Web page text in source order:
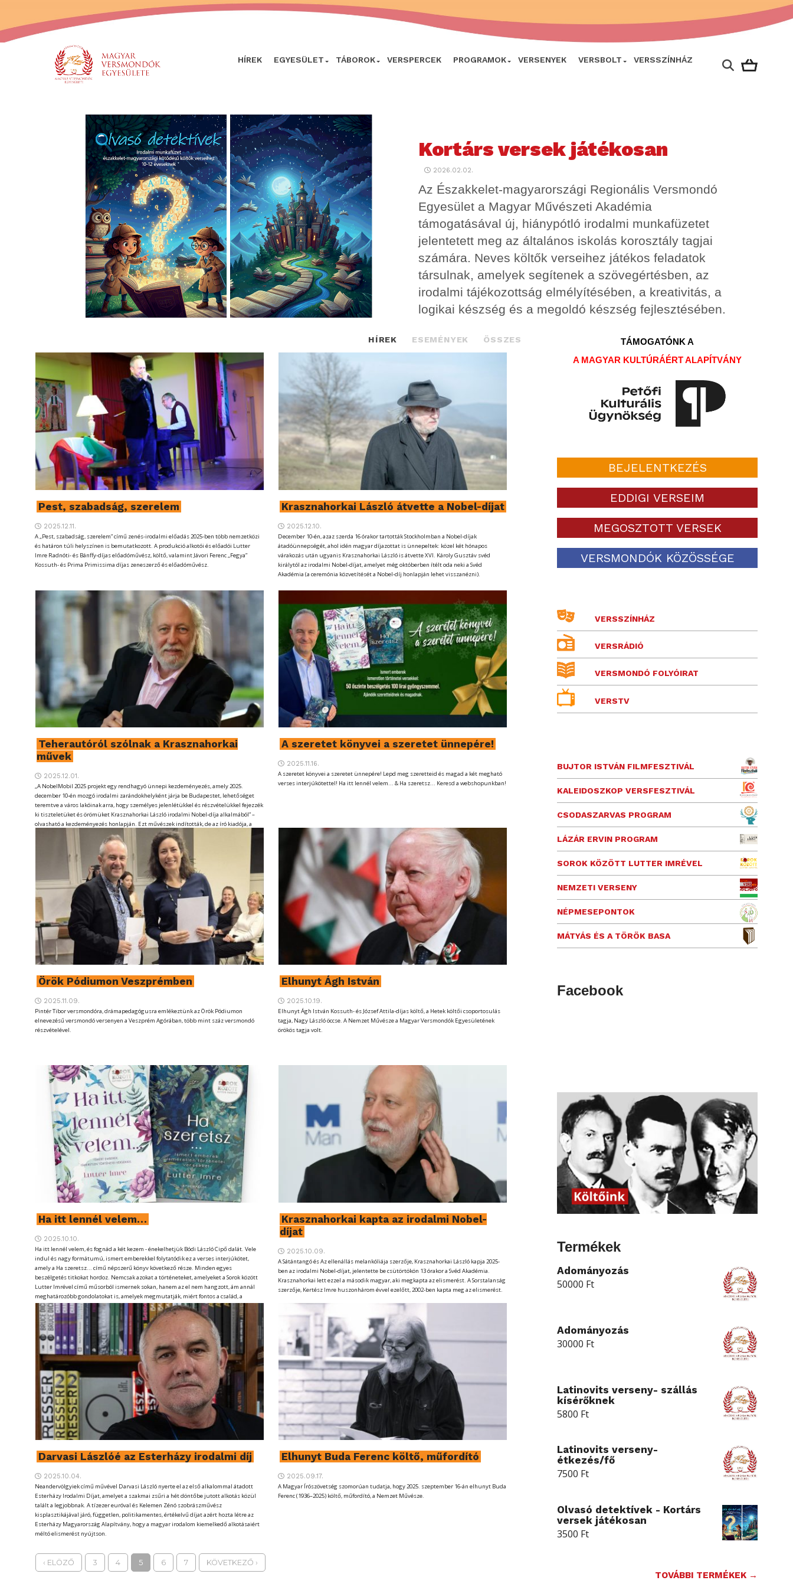
HÍREK EGYESÜLET TÁBOROK VERSPERCEK PROGRAMOK VERSENYEK VERSBOLT VERSSZÍNHÁZ
Kortárs versek játékosan
2026.02.02.
Az Északkelet-magyarországi Regionális Versmondó
Egyesület a Magyar Művészeti Akadémia
támogatásával új, hiánypótló irodalmi munkafüzetet
jelentetett meg az általános iskolás korosztály tagjai
számára. Neves költők verseihez játékos feladatok
társulnak, amelyek segítenek a szövegértésben, az
irodalmi tájékozottság elmélyítésében, a kreativitás, a
logikai készség és a megoldó készség fejlesztésében.
HÍREK ESEMÉNYEK ÖSSZES
Pest, szabadság, szerelem
2025.12.11.
A „Pest, szabadság, szerelem” című zenés-irodalmi előadás 2025-ben több nemzetközi
és határon túli helyszínen is bemutatkozott. A produkció alkotói és előadói Lutter
Imre Radnóti- és Bánffy-díjas előadóművész, költő, valamint Jávori Ferenc „Fegya”
Kossuth- és Prima Primissima díjas zeneszerző és előadóművész.
Krasznahorkai László átvette a Nobel-díjat
2025.12.10.
December 10-én, azaz szerda 16 órakor tartották Stockholmban a Nobel-díjak
átadóünnepségét, ahol idén magyar díjazottat is ünnepeltek: közel két hónapos
várakozás után ugyanis Krasznahorkai László is átvette XVI. Károly Gusztáv svéd
királytól az irodalmi Nobel-díjat, amelyet még októberben ítélt oda neki a Svéd
Akadémia (a ceremónia közvetítését a Nobel-díj honlapján lehet visszanézni).
Teherautóról szólnak a Krasznahorkai
művek
2025.12.01.
„A NobelMobil 2025 projekt egy rendhagyó ünnepi kezdeményezés, amely 2025.
december 10-én mozgó irodalmi zarándokhelyként járja be Budapestet, lehetőséget
teremtve a város lakóinak arra, hogy személyes jelenlétükkel és részvételükkel fejezzék
ki tiszteletüket és örömüket Krasznahorkai László irodalmi Nobel-díja alkalmából” –
olvasható a kezdeményezés honlapján. Ezt művészek indították, de az író kiadója, a
Magvető is beállt mögé szervezőként.
A szeretet könyvei a szeretet ünnepére!
2025.11.16.
A szeretet könyvei a szeretet ünnepére! Lepd meg szeretteid és magad a két megható
verses interjúkötettel! Ha itt lennél velem... & Ha szeretsz... Keresd a webshopunkban!
Örök Pódiumon Veszprémben
2025.11.09.
Pintér Tibor versmondóra, drámapedagógusra emlékeztünk az Örök Pódiumon
elnevezésű versmondó versenyen a Veszprém Agórában, több mint száz versmondó
részvételével.
Elhunyt Ágh István
2025.10.19.
Elhunyt Ágh István Kossuth- és József Attila-díjas költő, a Hetek költői csoportosulás
tagja, Nagy László öccse. A Nemzet Művésze a Magyar Versmondók Egyesületének
örökös tagja volt.
Ha itt lennél velem…
2025.10.10.
Ha itt lennél velem, és fognád a két kezem - énekelhetjük Bódi László Cipő dalát. Vele
indul és nagy formátumú, ismert emberekkel folytatódik ez a verses interjúkötet,
amely a Ha szeretsz... című népszerű könyv következő része. Minden egyes
beszélgetés titkokat hordoz. Nemcsak azokat a történeteket, amelyeket a Sorok között
Lutter Imrével című műsorból ismernek sokan, hanem az el nem hangzott, ám annál
meghatározóbb gondolatokat is, amelyek megmutatják, miért fontos a család, a
szerelem, az el nem árult barátság, a kötelék szüleink, nagyszüleink és gyermekeink
között.
Krasznahorkai kapta az irodalmi Nobel-
díjat
2025.10.09.
A Sátántangó és Az ellenállás melankóliája szerzője, Krasznahorkai László kapja 2025-
ben az irodalmi Nobel-díjat, jelentette be csütörtökön 13 órakor a Svéd Akadémia.
Krasznahorkai lett ezzel a második magyar, aki megkapta az elismerést. A Sorstalanság
szerzője, Kertész Imre huszonhárom évvel ezelőtt, 2002-ben kapta meg az elismerést.
Darvasi Lászlóé az Esterházy irodalmi díj
2025.10.04.
Neandervölgyiek című művével Darvasi László nyerte el az első alkalommal átadott
Esterházy Irodalmi Díjat, amelyet a szakmai zsűri a hét döntőbe jutott alkotás közül
talált a legjobbnak. A tízezer euróval és Kelemen Zénó szobrászművész
kisplasztikájával járó, független, politikamentes, értékelvű díjat azért hozta létre az
Esterházy Magyarország Alapítvány, hogy a magyar irodalom kiemelkedő alkotásaiért
méltó elismerést nyújtson.
Elhunyt Buda Ferenc költő, műfordító
2025.09.17.
A Magyar Írószövetség szomorúan tudatja, hogy 2025. szeptember 16-án elhunyt Buda
Ferenc (1936–2025) költő, műfordító, a Nemzet Művésze.
‹ ELÖZŐ 3 4 5 6 7 KÖVETKEZŐ ›
TÁMOGATÓNK A
A MAGYAR KULTÚRÁÉRT ALAPÍTVÁNY
BEJELENTKEZÉS
EDDIGI VERSEIM
MEGOSZTOTT VERSEK
VERSMONDÓK KÖZÖSSÉGE
VERSSZÍNHÁZ
VERSRÁDIÓ
VERSMONDÓ FOLYÓIRAT
VERSTV
BUJTOR ISTVÁN FILMFESZTIVÁL
KALEIDOSZKOP VERSFESZTIVÁL
CSODASZARVAS PROGRAM
LÁZÁR ERVIN PROGRAM
SOROK KÖZÖTT LUTTER IMRÉVEL
NEMZETI VERSENY
NÉPMESEPONTOK
MÁTYÁS ÉS A TÖRÖK BASA
Facebook
Termékek
Adományozás
50000 Ft
Adományozás
30000 Ft
Latinovits verseny- szállás
kísérőknek
5800 Ft
Latinovits verseny-
étkezés/fő
7500 Ft
Olvasó detektívek - Kortárs
versek játékosan
3500 Ft
TOVÁBBI TERMÉKEK →